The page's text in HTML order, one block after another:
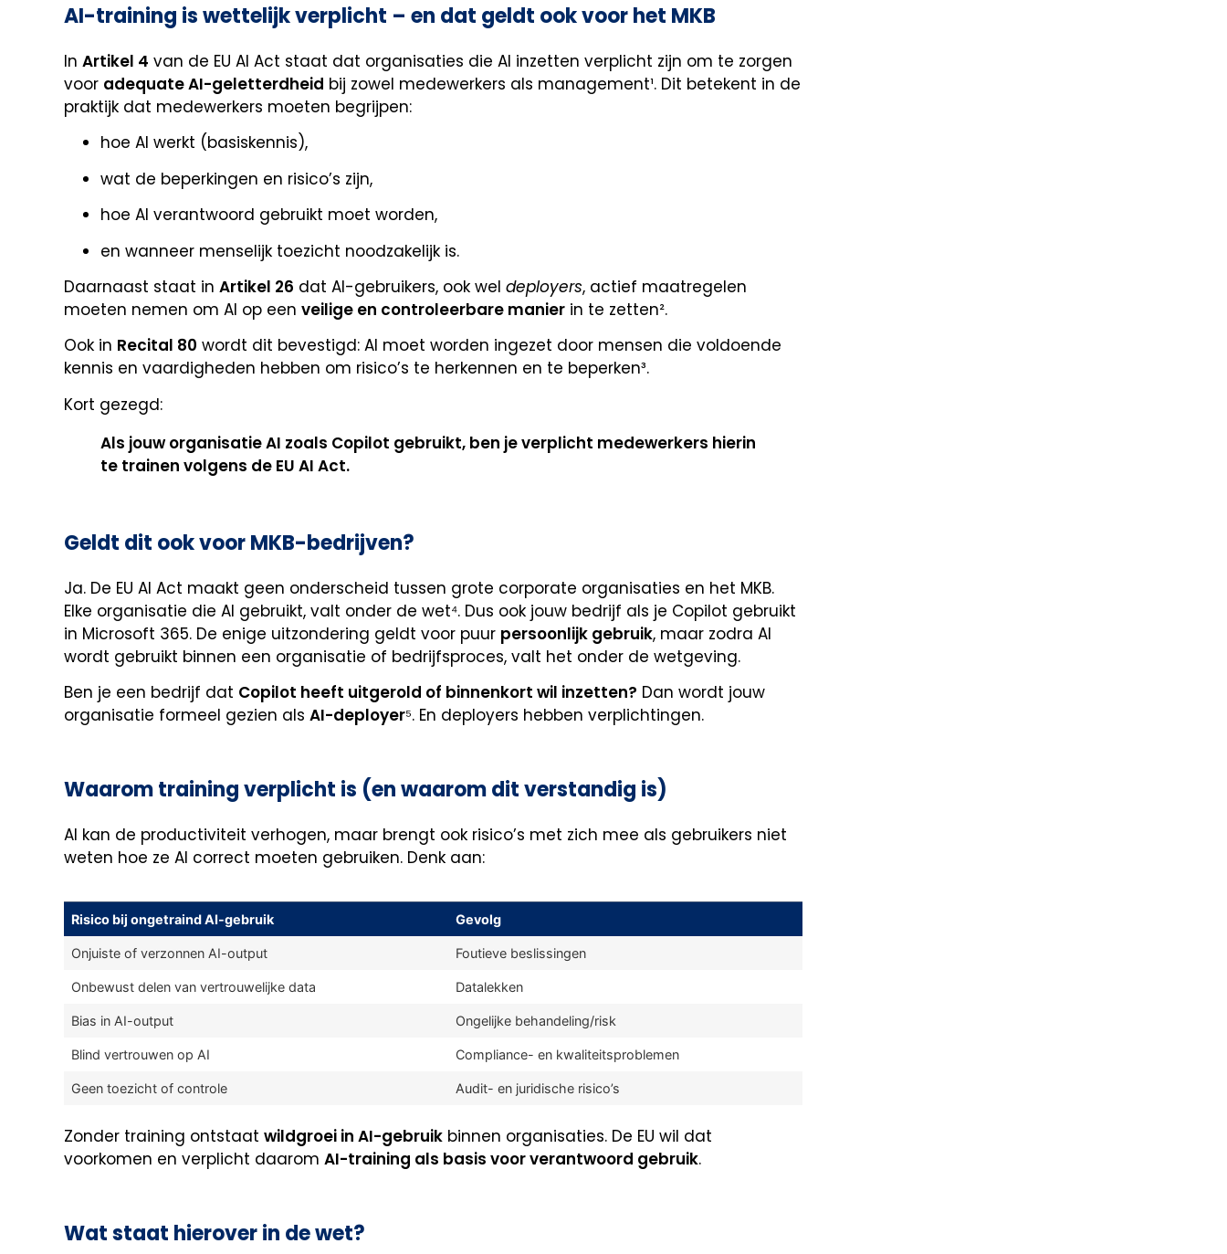
AI-training is wettelijk verplicht – en dat geldt ook voor het MKB
In Artikel 4 van de EU AI Act staat dat organisaties die AI inzetten verplicht zijn om te zorgen
voor adequate AI-geletterdheid bij zowel medewerkers als management¹. Dit betekent in de
praktijk dat medewerkers moeten begrijpen:
hoe AI werkt (basiskennis),
wat de beperkingen en risico’s zijn,
hoe AI verantwoord gebruikt moet worden,
en wanneer menselijk toezicht noodzakelijk is.
Daarnaast staat in Artikel 26 dat AI-gebruikers, ook wel deployers, actief maatregelen
moeten nemen om AI op een veilige en controleerbare manier in te zetten².
Ook in Recital 80 wordt dit bevestigd: AI moet worden ingezet door mensen die voldoende
kennis en vaardigheden hebben om risico’s te herkennen en te beperken³.
Kort gezegd:
Als jouw organisatie AI zoals Copilot gebruikt, ben je verplicht medewerkers hierin
te trainen volgens de EU AI Act.
Geldt dit ook voor MKB-bedrijven?
Ja. De EU AI Act maakt geen onderscheid tussen grote corporate organisaties en het MKB.
Elke organisatie die AI gebruikt, valt onder de wet⁴. Dus ook jouw bedrijf als je Copilot gebruikt
in Microsoft 365. De enige uitzondering geldt voor puur persoonlijk gebruik, maar zodra AI
wordt gebruikt binnen een organisatie of bedrijfsproces, valt het onder de wetgeving.
Ben je een bedrijf dat Copilot heeft uitgerold of binnenkort wil inzetten? Dan wordt jouw
organisatie formeel gezien als AI-deployer⁵. En deployers hebben verplichtingen.
Waarom training verplicht is (en waarom dit verstandig is)
AI kan de productiviteit verhogen, maar brengt ook risico’s met zich mee als gebruikers niet
weten hoe ze AI correct moeten gebruiken. Denk aan:
Risico bij ongetraind AI-gebruik Gevolg
Onjuiste of verzonnen AI-output Foutieve beslissingen
Onbewust delen van vertrouwelijke data Datalekken
Bias in AI-output Ongelijke behandeling/risk
Blind vertrouwen op AI Compliance- en kwaliteitsproblemen
Geen toezicht of controle Audit- en juridische risico’s
Zonder training ontstaat wildgroei in AI-gebruik binnen organisaties. De EU wil dat
voorkomen en verplicht daarom AI-training als basis voor verantwoord gebruik.
Wat staat hierover in de wet?